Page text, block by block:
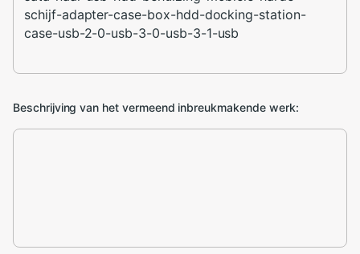
Beschrijving van het vermeend inbreukmakende werk: